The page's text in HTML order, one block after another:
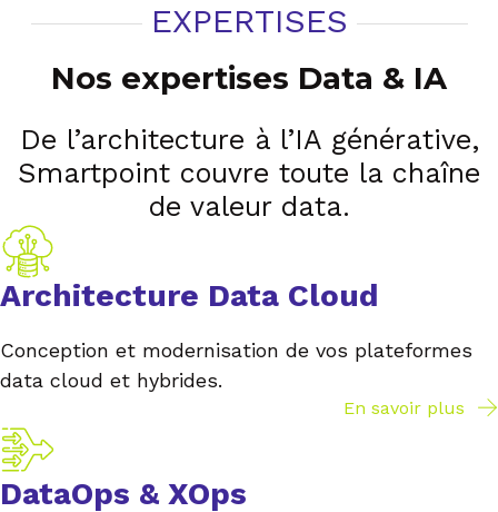
EXPERTISES
Nos expertises Data & IA
De l’architecture à l’IA générative,
Smartpoint couvre toute la chaîne
de valeur data.
Architecture Data Cloud
Conception et modernisation de vos plateformes
data cloud et hybrides.
En savoir plus
DataOps & XOps